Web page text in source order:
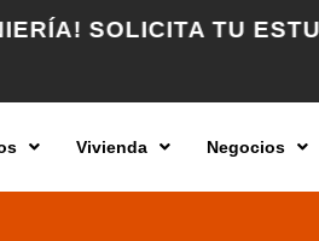
TU ESTUDIO
Vivienda Negocios